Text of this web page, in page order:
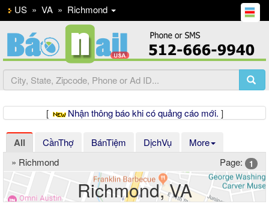
US » VA » Richmond
[ Nhận thông báo khi có quảng cáo mới. ]
All CầnThợ BánTiệm DịchVụ
More
» Richmond
Page: 1
Richmond, VA